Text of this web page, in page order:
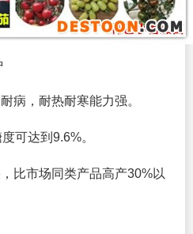
病，耐热耐寒能力强。
可达到9.6%。
比市场同类产品高产30%以